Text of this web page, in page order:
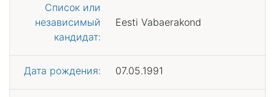
Список или
независимый
кандидат:
Eesti Vabaerakond
Дата рождения: 07.05.1991